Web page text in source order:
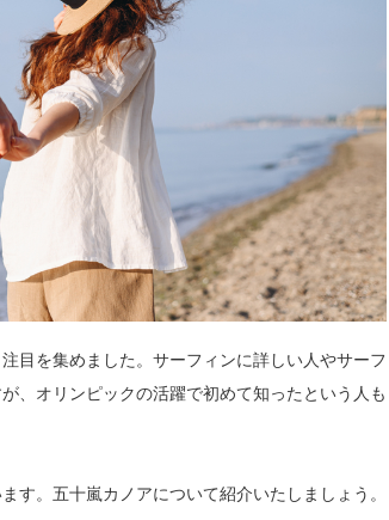
目を集めました。サーフィンに詳しい人やサーフ
、オリンピックの活躍で初めて知ったという人も
す。五十嵐カノアについて紹介いたしましょう。